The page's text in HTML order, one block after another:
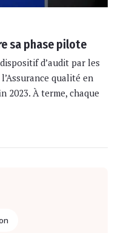
sa phase pilote
d’audit par les
qualité en
2023. À terme, chaque